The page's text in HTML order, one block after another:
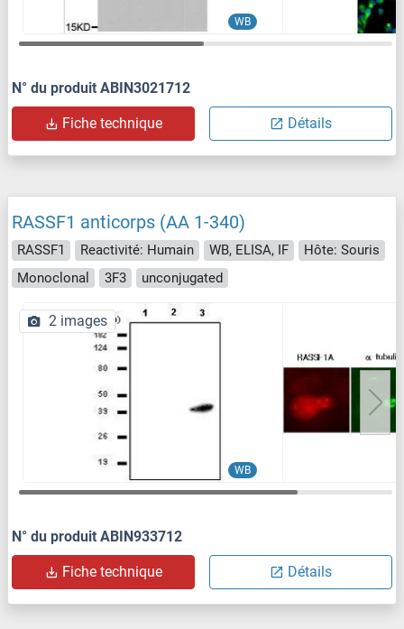
WB
N° du produit ABIN3021712
Fiche technique Détails
RASSF1 anticorps (AA 1-340)
RASSF1 Reactivité: Humain WB, ELISA, IF
Hôte: Souris
Monoclonal
3F3 unconjugated
WB
2 images
N° du produit ABIN933712
Fiche technique Détails